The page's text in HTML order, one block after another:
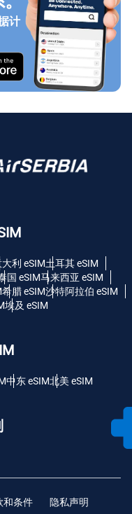
计
利 eSIM土耳其 eSIM
国 eSIM马来西亚 eSIM
希腊 eSIM沙特阿拉伯 eSIM
埃及 eSIM
中东 eSIM北美 eSIM
和条件 隐私声明